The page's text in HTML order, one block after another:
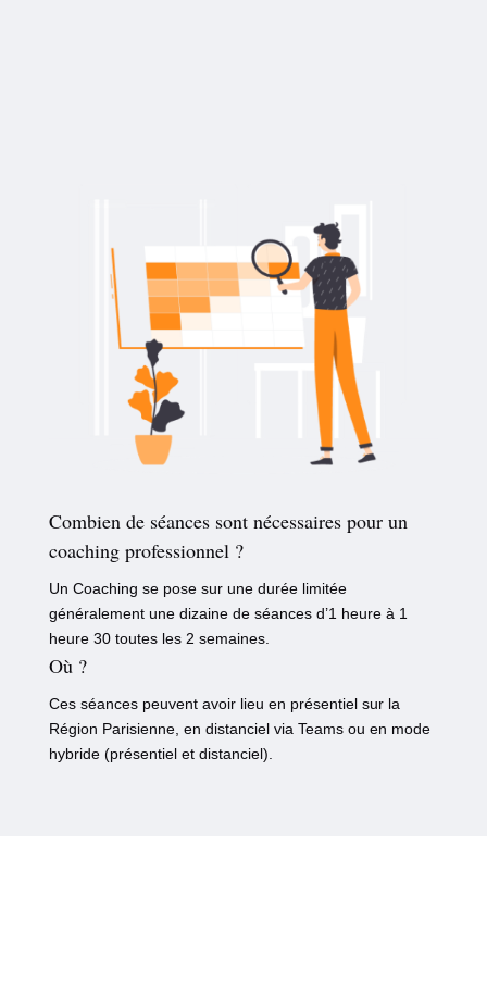
Combien de séances sont nécessaires pour un
coaching professionnel ?
Un Coaching se pose sur une durée limitée
généralement une dizaine de séances d’1 heure à 1
heure 30 toutes les 2 semaines.
Où ?
Ces séances peuvent avoir lieu en présentiel sur la
Région Parisienne, en distanciel via Teams ou en mode
hybride (présentiel et distanciel).